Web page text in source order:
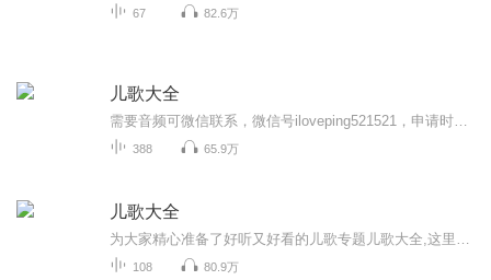
67 82.6万
儿歌大全
388 65.9万
儿歌大全
108 80.9万